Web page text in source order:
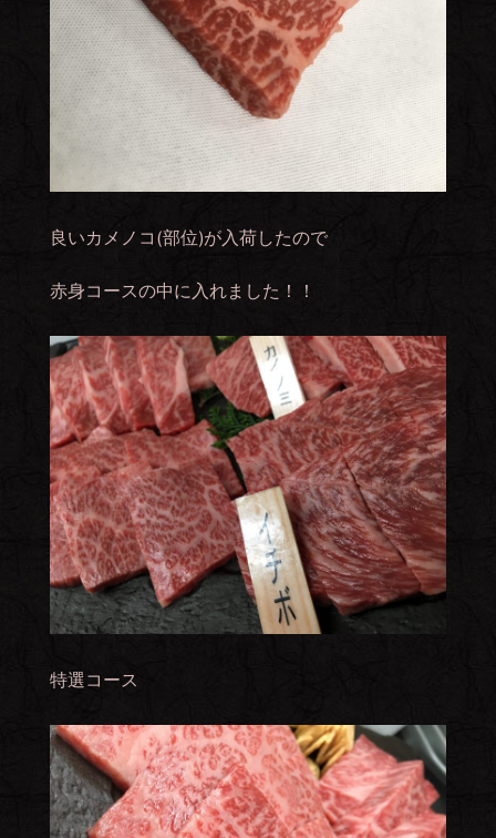
良いカメノコ(部位)が入荷したので
赤身コースの中に入れました！！
特選コース